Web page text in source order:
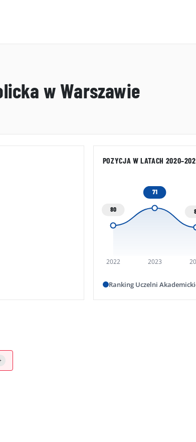
w Warszawie
POZYCJA W LATACH
2022 2023
80
71
Ranking Uczelni